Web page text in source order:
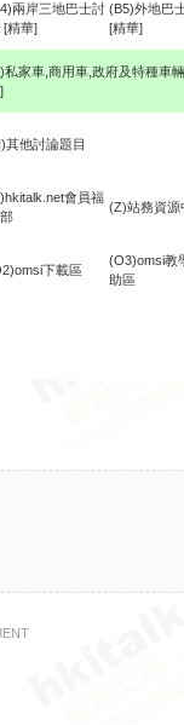
兩岸三地巴士討
[精華]
(B5)外地巴
[精華]
私家車,商用車,政府及特種車輛
其他討論題目
會員福
(Z)站務資源
下載區
(O3)omsi教
助區